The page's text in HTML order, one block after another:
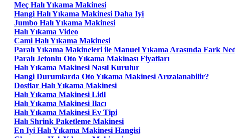
Meç Halı Yıkama Makinesi
Hangi Halı Yıkama Makinesi Daha Iyi
Jumbo Halı Yıkama Makinesi
Halı Yıkama Video
Cami Halı Yıkama Makinesi
Paralı Yıkama Makineleri ile Manuel Yıkama Arasında Fark
Paralı Jetonlu Oto Yıkama Makinası Fiyatları
Halı Yıkama Makinesi Nasıl Kurulur
Hangi Durumlarda Oto Yıkama Makinesi Arızalanabilir?
Dostlar Halı Yıkama Makinesi
Halı Yıkama Makinesi Lidl
Halı Yıkama Makinesi Ilacı
Halı Yıkama Makinesi Ev Tipi
Halı Shrink Paketleme Makinesi
En Iyi Halı Yıkama Makinesi Hangisi